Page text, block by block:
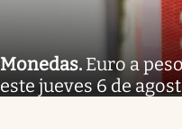
Monedas. Euro a
este jueves 6 de